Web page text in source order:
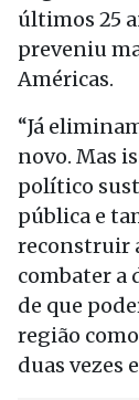
últimos 25
preveniu
Américas.
“Já
novo. Mas
político
pública e
reconstruir
combater a
de que
região
duas vezes